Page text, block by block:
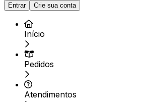
Entrar Crie sua conta
Início
Pedidos
Atendimentos